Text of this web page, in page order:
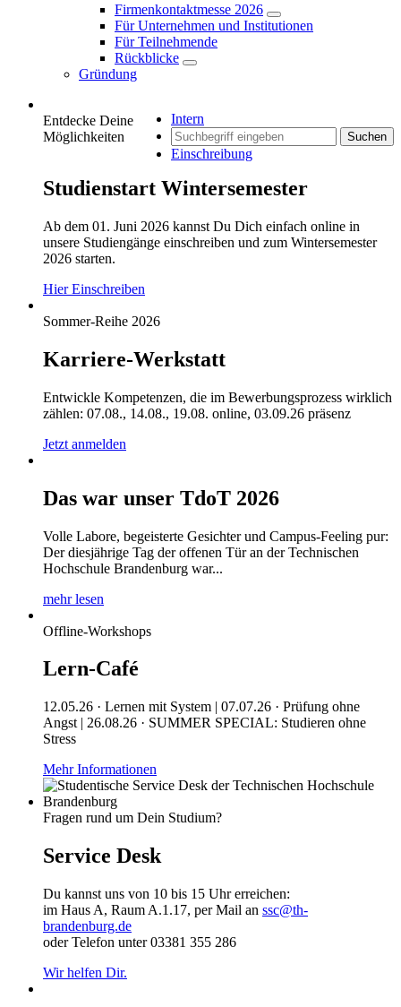
Firmenkontaktmesse 2026
Für Unternehmen und Institutionen
Für Teilnehmende
Rückblicke
Gründung
Intern
Suchen
Einschreibung
Entdecke Deine
Möglichkeiten
Studienstart Wintersemester
Ab dem 01. Juni 2026 kannst Du Dich einfach online in
unsere Studiengänge einschreiben und zum Wintersemester
2026 starten.
Hier Einschreiben
Sommer-Reihe 2026
Karriere-Werkstatt
Entwickle Kompetenzen, die im Bewerbungsprozess wirklich
zählen: 07.08., 14.08., 19.08. online, 03.09.26 präsenz
Jetzt anmelden
Das war unser TdoT 2026
Volle Labore, begeisterte Gesichter und Campus-Feeling pur:
Der diesjährige Tag der offenen Tür an der Technischen
Hochschule Brandenburg war...
mehr lesen
Offline-Workshops
Lern-Café
12.05.26 · Lernen mit System | 07.07.26 · Prüfung ohne
Angst | 26.08.26 · SUMMER SPECIAL: Studieren ohne
Stress
Mehr Informationen
Fragen rund um Dein Studium?
Service Desk
Du kannst uns von 10 bis 15 Uhr erreichen:
im Haus A, Raum A.1.17, per Mail an ssc@th-
brandenburg.de
oder Telefon unter 03381 355 286
Wir helfen Dir.